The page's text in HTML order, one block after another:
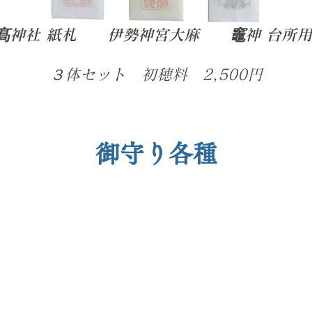
社 紙札 伊勢神宮大麻 竈神 台所用
３体セット 初穂料 2,500円
御守り各種